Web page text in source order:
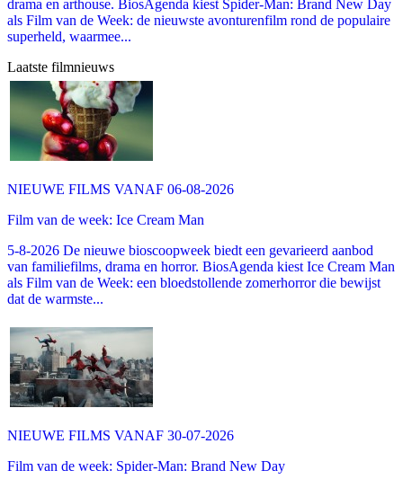
drama en arthouse. BiosAgenda kiest Spider-Man: Brand New Day
als Film van de Week: de nieuwste avonturenfilm rond de populaire
superheld, waarmee...
Laatste filmnieuws
NIEUWE FILMS VANAF 06-08-2026
Film van de week: Ice Cream Man
5-8-2026 De nieuwe bioscoopweek biedt een gevarieerd aanbod
van familiefilms, drama en horror. BiosAgenda kiest Ice Cream Man
als Film van de Week: een bloedstollende zomerhorror die bewijst
dat de warmste...
NIEUWE FILMS VANAF 30-07-2026
Film van de week: Spider-Man: Brand New Day